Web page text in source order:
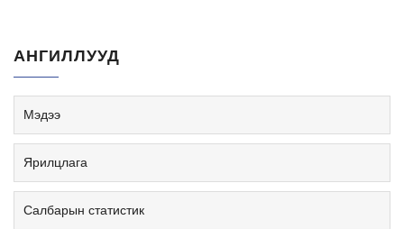
АНГИЛЛУУД
Мэдээ
Ярилцлага
Салбарын статистик